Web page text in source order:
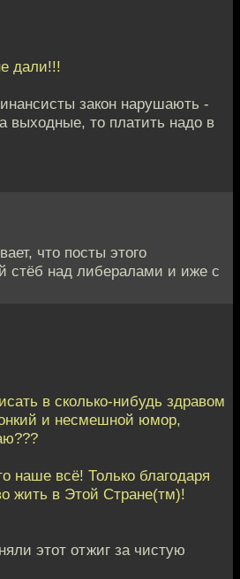
дали!!!
закон нарушають -
выходные, то платить надо в
что посты этого
стёб над либералами и иже с
в сколько-нибудь здравом
и несмешной юмор,
наше всё! Только благодаря
жить в Этой Стране(тм)!
этот отжиг за чистую